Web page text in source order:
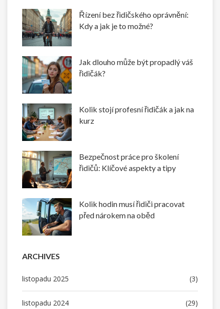
Řízení bez řidičského oprávnění:
Kdy a jak je to možné?
Jak dlouho může být propadlý váš
řidičák?
Kolik stojí profesní řidičák a jak na
kurz
Bezpečnost práce pro školení
řidičů: Klíčové aspekty a tipy
Kolik hodin musí řidiči pracovat
před nárokem na oběd
ARCHIVES
listopadu 2025 (3)
listopadu 2024 (29)